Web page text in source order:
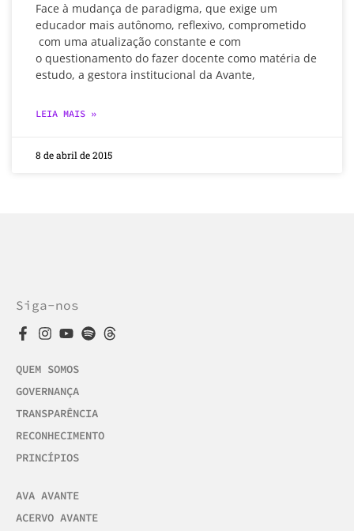
Face à mudança de paradigma, que exige um
educador mais autônomo, reflexivo, comprometido
com uma atualização constante e com
o questionamento do fazer docente como matéria de
estudo, a gestora institucional da Avante,
LEIA MAIS »
8 de abril de 2015
Siga-nos
QUEM SOMOS
GOVERNANÇA
TRANSPARÊNCIA
RECONHECIMENTO
PRINCÍPIOS
AVA AVANTE
ACERVO AVANTE